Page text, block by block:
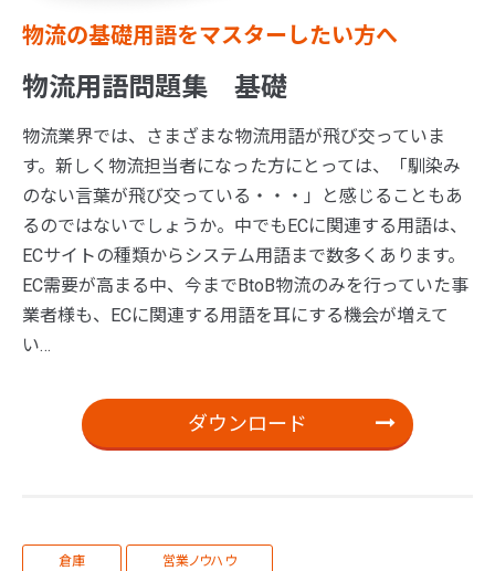
物流の基礎用語をマスターしたい方へ
物流用語問題集 基礎
物流業界では、さまざまな物流用語が飛び交っていま
す。新しく物流担当者になった方にとっては、「馴染み
のない言葉が飛び交っている・・・」と感じることもあ
るのではないでしょうか。中でもECに関連する用語は、
ECサイトの種類からシステム用語まで数多くあります。
EC需要が高まる中、今までBtoB物流のみを行っていた事
業者様も、ECに関連する用語を耳にする機会が増えて
い…
ダウンロード
倉庫 営業ノウハウ